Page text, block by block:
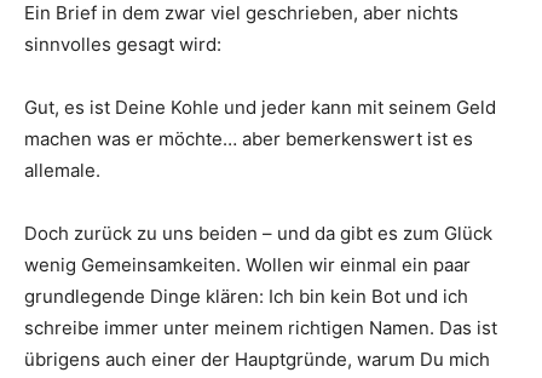
Ein Brief in dem zwar viel geschrieben, aber nichts
sinnvolles gesagt wird:
Gut, es ist Deine Kohle und jeder kann mit seinem Geld
machen was er möchte… aber bemerkenswert ist es
allemale.
Doch zurück zu uns beiden – und da gibt es zum Glück
wenig Gemeinsamkeiten. Wollen wir einmal ein paar
grundlegende Dinge klären: Ich bin kein Bot und ich
schreibe immer unter meinem richtigen Namen. Das ist
übrigens auch einer der Hauptgründe, warum Du mich